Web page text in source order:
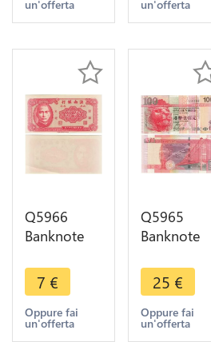
un'offerta un'offerta
Q5966
Banknote
China 5 Fen
Hainan
Bank Sun
Yat-Sen
7 €
Oppure fai
un'offerta
Q5965
Banknote
100 Dollars
Lion 2007
UNC ->
Make offer
25 €
Oppure fai
un'offerta